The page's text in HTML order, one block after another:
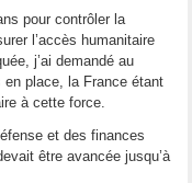
pour contrôler la
l’accès humanitaire
j’ai demandé au
place, la France étant
à cette force.
et des finances
être avancée jusqu’à